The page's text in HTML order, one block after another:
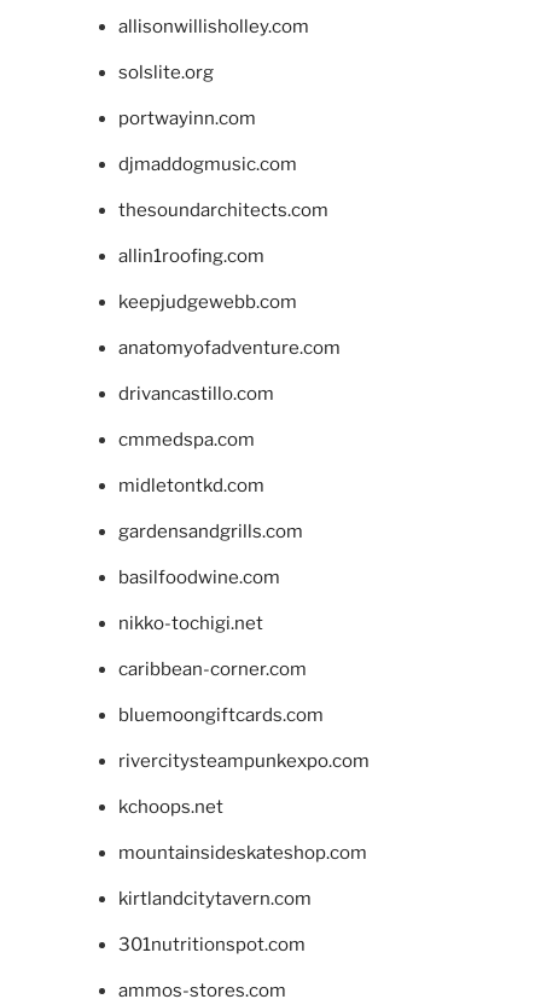
allisonwillisholley.com
solslite.org
portwayinn.com
djmaddogmusic.com
thesoundarchitects.com
allin1roofing.com
keepjudgewebb.com
anatomyofadventure.com
drivancastillo.com
cmmedspa.com
midletontkd.com
gardensandgrills.com
basilfoodwine.com
nikko-tochigi.net
caribbean-corner.com
bluemoongiftcards.com
rivercitysteampunkexpo.com
kchoops.net
mountainsideskateshop.com
kirtlandcitytavern.com
301nutritionspot.com
ammos-stores.com